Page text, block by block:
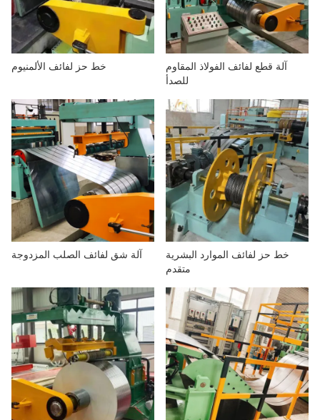
خط حز لفائف الألمنيوم
آلة قطع لفائف الفولاذ المقاوم
للصدأ
آلة شق لفائف الصلب المزدوجة
خط حز لفائف الموارد البشرية
متقدم